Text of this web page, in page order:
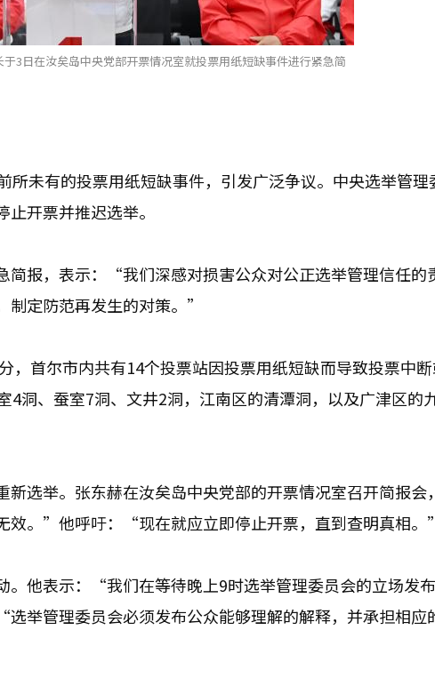
3日在汝矣岛中央党部开票情况室就投票用纸短缺事件进行紧急简
未有的投票用纸短缺事件，引发广泛争议。中央选举管理
开票并推迟选举。
简报，表示：“我们深感对损害公众对公正选举管理信任的
制定防范再发生的对策。”
，首尔市内共有14个投票站因投票用纸短缺而导致投票中
4洞、蚕室7洞、文井2洞，江南区的清潭洞，以及广津区的
选举。张东赫在汝矣岛中央党部的开票情况室召开简报会，
。”他呼吁：“现在就应立即停止开票，直到查明真相。”
他表示：“我们在等待晚上9时选举管理委员会的立场发布
举管理委员会必须发布公众能够理解的解释，并承担相应